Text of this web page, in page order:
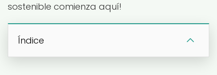
sostenible comienza aquí!
Índice